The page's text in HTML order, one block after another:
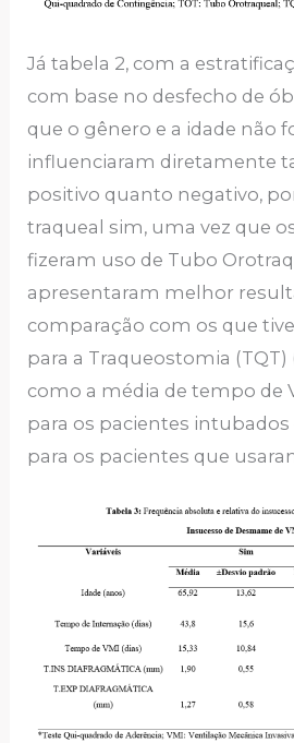
Já tabela 2, com a
com base no desfecho de
que o gênero e a idade não
influenciaram diretamente
positivo quanto negativo,
traqueal sim, uma vez que
fizeram uso de Tubo
apresentaram melhor
comparação com os que
para a Traqueostomia (TQT)
como a média de tempo de
para os pacientes intubados
para os pacientes que